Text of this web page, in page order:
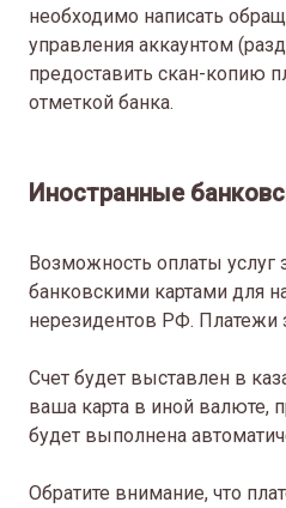
необходимо написать
управления аккаунтом
предоставить скан-копию
отметкой банка.
Иностранные
Возможность оплаты
банковскими картами для
нерезидентов РФ. Платежи
Cчет будет выставлен в
ваша карта в иной валюте,
будет выполнена
Обратите внимание, что